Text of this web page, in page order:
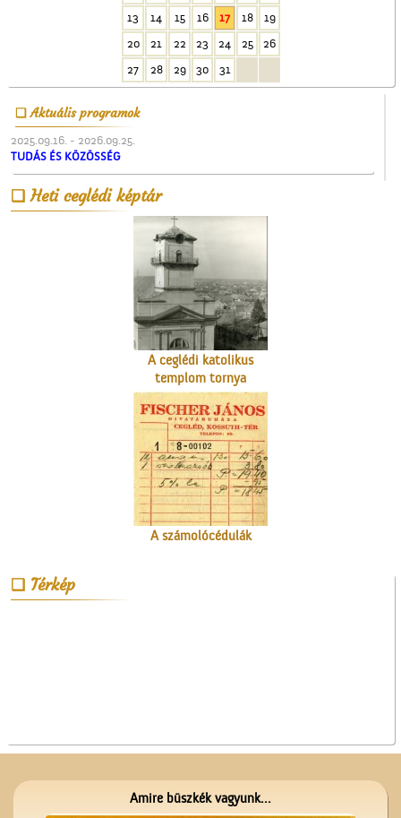
13 14 15 16 17 18
19
20
21 22 23 24 25
26
27
28 29 30 31
Aktuális programok
2025.09.16. - 2026.09.25.
TUDÁS ÉS KÖZÖSSÉG
Heti ceglédi képtár
Üzenet a harctérre
A ceglédi katolikus
templom tornya
A számolócédulák
Térkép
Amire büszkék vagyunk...